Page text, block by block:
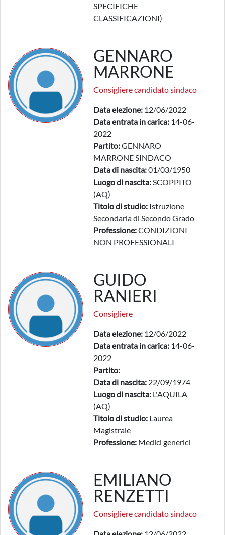
SPECIFICHE
CLASSIFICAZIONI)
GENNARO
MARRONE
Consigliere candidato sindaco
Data elezione: 12/06/2022
Data entrata in carica: 14-06-
2022
Partito:GENNARO
MARRONE SINDACO
Data di nascita:01/03/1950
Luogo di nascita:SCOPPITO
(AQ)
Titolo di studio: Istruzione
Secondaria di Secondo Grado
Professione:CONDIZIONI
NON PROFESSIONALI
GUIDO
RANIERI
Consigliere
Data elezione: 12/06/2022
Data entrata in carica: 14-06-
2022
Partito:
Data di nascita: 22/09/1974
Luogo di nascita: L'AQUILA
(AQ)
Titolo di studio: Laurea
Magistrale
Professione: Medici generici
EMILIANO
RENZETTI
Consigliere candidato sindaco